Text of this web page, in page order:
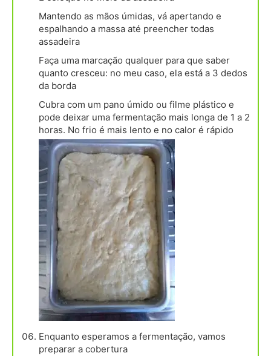
Mantendo as mãos úmidas, vá apertando e
espalhando a massa até preencher todas
assadeira
Faça uma marcação qualquer para que saber
quanto cresceu: no meu caso, ela está a 3 dedos
da borda
Cubra com um pano úmido ou filme plástico e
pode deixar uma fermentação mais longa de 1 a 2
horas. No frio é mais lento e no calor é rápido
Enquanto esperamos a fermentação, vamos
preparar a cobertura